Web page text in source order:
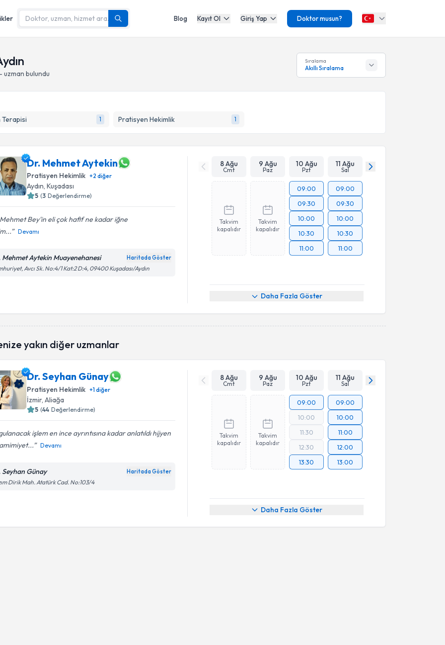
Blog Kayıt Ol Giriş Yap Doktor musun?
bulundu
Sıralama
Akıllı Sıralama
1 Pratisyen Hekimlik 1
Dr. Mehmet Aytekin
Pratisyen Hekimlik +2 diğer
Aydın, Kuşadası
5 (3 Değerlendirme)
Bey'in eli çok hafif ne kadar iğne
Devamı
Mehmet Aytekin Muayenehanesi Haritada Göster
Avcı Sk. No:4/1 Kat:2 D:4, 09400 Kuşadası/Aydın
8 Ağu
Cmt
9 Ağu
Paz
10 Ağu
Pzt
11 Ağu
Sal
Takvim
kapalıdır
Takvim
kapalıdır
09:00
09:30
10:00
10:30
11:00
09:00
09:30
10:00
10:30
11:00
Daha Fazla Göster
yakın diğer uzmanlar
Dr. Seyhan Günay
Pratisyen Hekimlik +1diğer
İzmir, Aliağa
5 (44 Değerlendirme)
işlem en ince ayrıntısına kadar anlatıldı hijyen
Devamı
Seyhan Günay Haritada Göster
Dirik Mah. Atatürk Cad. No:103/4
8 Ağu
Cmt
9 Ağu
Paz
10 Ağu
Pzt
11 Ağu
Sal
Takvim
kapalıdır
Takvim
kapalıdır
09:00
10:00
11:30
12:30
13:30
09:00
10:00
11:00
12:00
13:00
Daha Fazla Göster